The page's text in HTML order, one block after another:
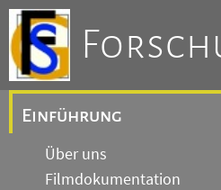
Einführung
Über uns
Filmdokumentation